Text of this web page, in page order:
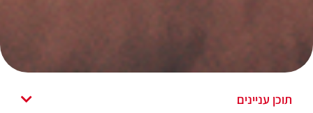
תוכן עניינים